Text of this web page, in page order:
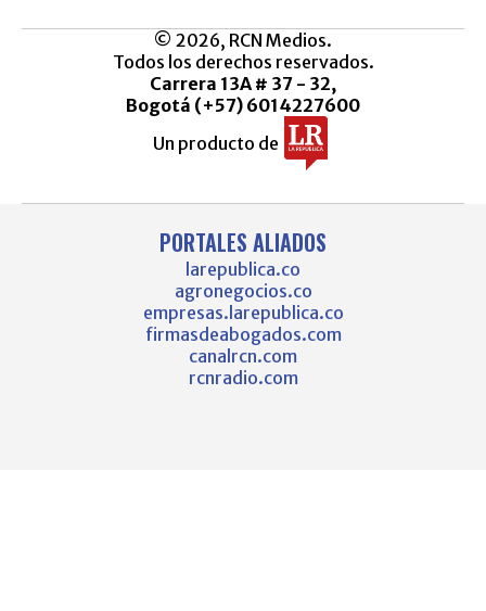
© 2026, RCN Medios.
Todos los derechos reservados.
Carrera 13A # 37 - 32,
Bogotá (+57) 6014227600
Un producto de
PORTALES ALIADOS
larepublica.co
agronegocios.co
empresas.larepublica.co
firmasdeabogados.com
canalrcn.com
rcnradio.com